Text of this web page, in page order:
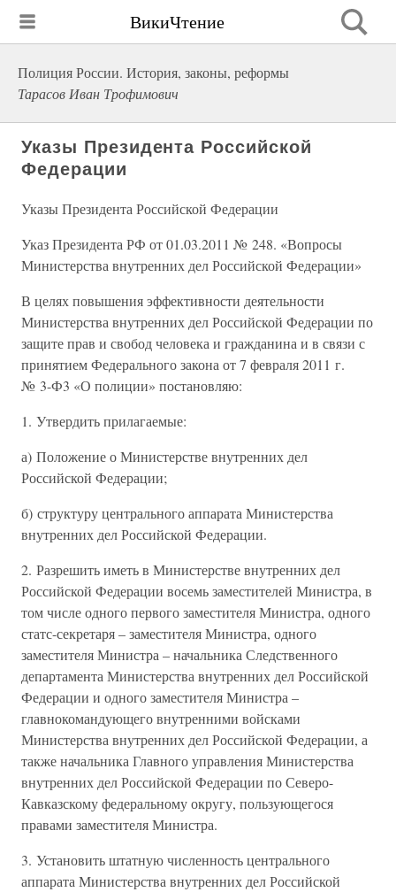
ВикиЧтение
Полиция России. История, законы, реформы
Тарасов Иван Трофимович
Указы Президента Российской
Федерации
Указы Президента Российской Федерации
Указ Президента РФ от 01.03.2011 № 248. «Вопросы
Министерства внутренних дел Российской Федерации»
В целях повышения эффективности деятельности
Министерства внутренних дел Российской Федерации по
защите прав и свобод человека и гражданина и в связи с
принятием Федерального закона от 7 февраля 2011 г.
№ 3-Ф3 «О полиции» постановляю:
1. Утвердить прилагаемые:
а) Положение о Министерстве внутренних дел
Российской Федерации;
б) структуру центрального аппарата Министерства
внутренних дел Российской Федерации.
2. Разрешить иметь в Министерстве внутренних дел
Российской Федерации восемь заместителей Министра, в
том числе одного первого заместителя Министра, одного
статс-секретаря – заместителя Министра, одного
заместителя Министра – начальника Следственного
департамента Министерства внутренних дел Российской
Федерации и одного заместителя Министра –
главнокомандующего внутренними войсками
Министерства внутренних дел Российской Федерации, а
также начальника Главного управления Министерства
внутренних дел Российской Федерации по Северо-
Кавказскому федеральному округу, пользующегося
правами заместителя Министра.
3. Установить штатную численность центрального
аппарата Министерства внутренних дел Российской